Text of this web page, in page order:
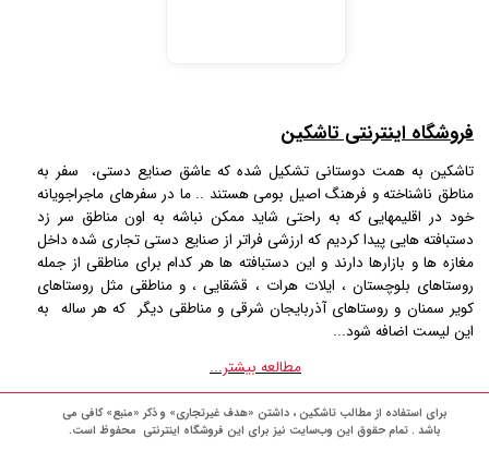
فروشگاه اینترنتی تاشکین
تاشکین به همت دوستانی تشکیل شده که عاشق صنایع دستی، سفر به
مناطق ناشناخته و فرهنگ اصیل بومی هستند .. ما در سفرهای ماجراجویانه
خود در اقلیمهایی که به راحتی شاید ممکن نباشه به اون مناطق سر زد
دستبافته هایی پیدا کردیم که ارزشی فراتر از صنایع دستی تجاری شده داخل
مغازه ها و بازارها دارند و این دستبافته ها هر کدام برای مناطقی از جمله
روستاهای بلوچستان ، ایلات هرات ، قشقایی ، و مناطقی مثل روستاهای
کویر سمنان و روستاهای آذربایجان شرقی و مناطقی دیگر که هر ساله به
این لیست اضافه شود...
برای استفاده از مطالب تاشکین ، داشتن «هدف غیرتجاری» و ذکر «منبع» کافی می
باشد . تمام حقوق اين وب‌سايت نیز برای این فروشگاه اینترنتی محفوظ است.
مطالعه بیشتر...